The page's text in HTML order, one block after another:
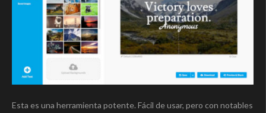
Esta es una herramienta potente. Fácil de usar, pero con notables